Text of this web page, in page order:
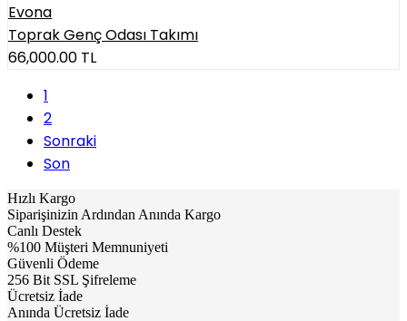
Evona
Toprak Genç Odası Takımı
66,000.00 TL
1
2
Sonraki
Son
Hızlı Kargo
Siparişinizin Ardından Anında Kargo
Canlı Destek
%100 Müşteri Memnuniyeti
Güvenli Ödeme
256 Bit SSL Şifreleme
Ücretsiz İade
Anında Ücretsiz İade